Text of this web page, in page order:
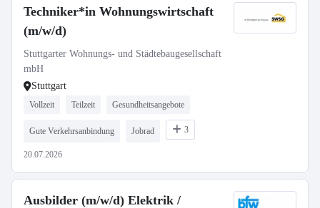
Techniker*in Wohnungswirtschaft
(m/w/d)
Stuttgarter Wohnungs- und Städtebaugesellschaft
mbH
Stuttgart
Vollzeit Teilzeit Gesundheitsangebote
Gute Verkehrsanbindung Jobrad 3
20.07.2026
Ausbilder (m/w/d) Elektrik /